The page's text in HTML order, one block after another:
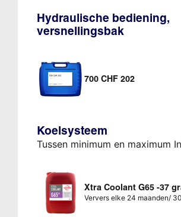
Hydraulische bediening,
versnellingsbak
700 CHF 202
Koelsysteem
Tussen minimum en maximum
Xtra Coolant G65 -37
Ververs elke 24 maanden/